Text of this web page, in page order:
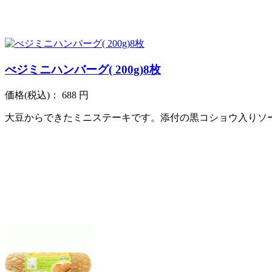
べジミニハンバーグ( 200g)8枚
価格(税込) ： 688 円
大豆からできたミニステーキです。添付の黒コショウ入りソ